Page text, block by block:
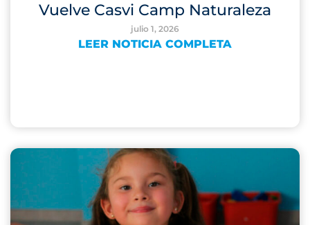
Vuelve Casvi Camp Naturaleza
julio 1, 2026
LEER NOTICIA COMPLETA